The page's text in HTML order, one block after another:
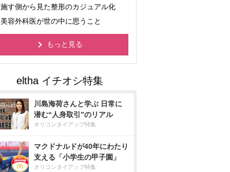
施す側から見た整形のカジュアル化
美容外科医が世の中に思うこと
もっと見る
川島海荷さんと学ぶ 日常に
潜む“人身取引”のリアル
オリコンタイアップ特集
マクドナルドが40年にわたり
支える「小学生の甲子園」
オリコンタイアップ特集